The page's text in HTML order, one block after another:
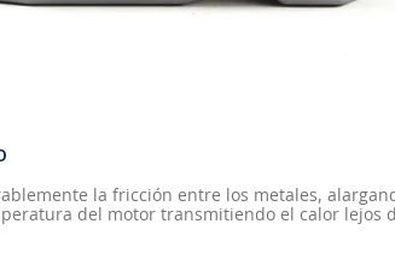
la fricción entre los metales,
del motor transmitiendo el calor lejos